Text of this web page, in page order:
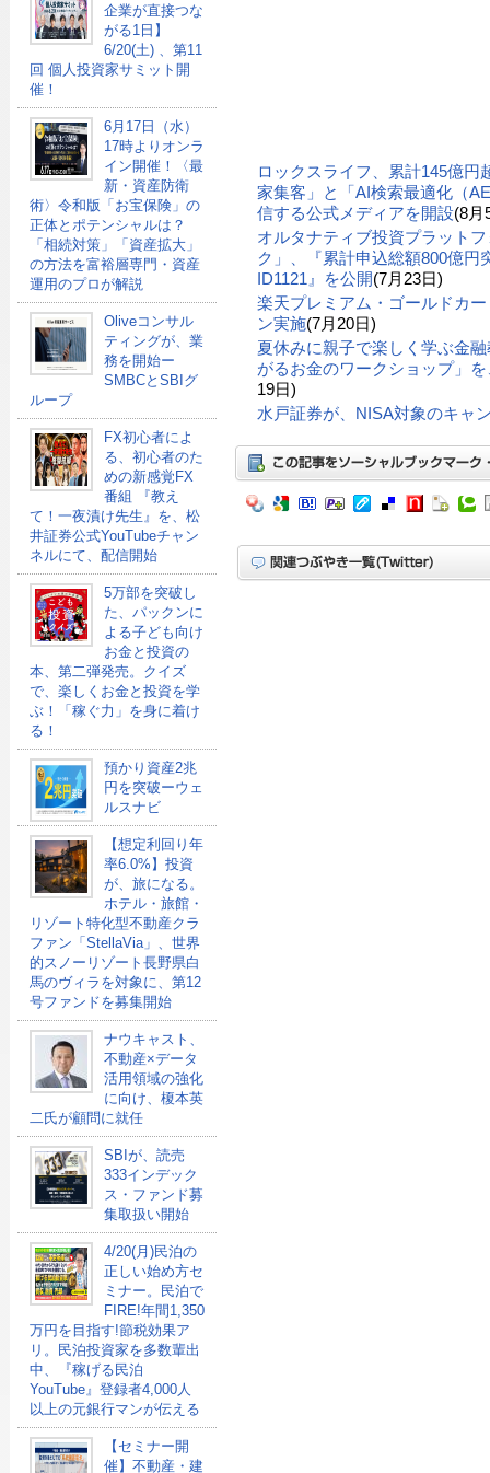
企業が直接つな
がる1日】
6/20(土) 、第11
回 個人投資家サミット開
催！
6月17日（水）
17時よりオンラ
イン開催！〈最
新・資産防衛
術〉令和版「お宝保険」の
正体とポテンシャルは？
「相続対策」「資産拡大」
の方法を富裕層専門・資産
運用のプロが解説
Oliveコンサル
ティングが、業
務を開始ー
SMBCとSBIグ
ループ
FX初心者によ
る、初心者のた
めの新感覚FX
番組 『教え
て！一夜漬け先生』を、松
井証券公式YouTubeチャン
ネルにて、配信開始
5万部を突破し
た、パックンに
よる子ども向け
お金と投資の
本、第二弾発売。クイズ
で、楽しくお金と投資を学
ぶ！「稼ぐ力」を身に着け
る！
預かり資産2兆
円を突破ーウェ
ルスナビ
【想定利回り年
率6.0%】投資
が、旅になる。
ホテル・旅館・
リゾート特化型不動産クラ
ファン「StellaVia」、世界
的スノーリゾート長野県白
馬のヴィラを対象に、第12
号ファンドを募集開始
ナウキャスト、
不動産×データ
活用領域の強化
に向け、榎本英
二氏が顧問に就任
SBIが、読売
333インデック
ス・ファンド募
集取扱い開始
4/20(月)民泊の
正しい始め方セ
ミナー。民泊で
FIRE!年間1,350
万円を目指す!節税効果ア
リ。民泊投資家を多数輩出
中、『稼げる民泊
YouTube』登録者4,000人
以上の元銀行マンが伝える
【セミナー開
催】不動産・建
ロックスライフ、累計145億円
家集客」と「AI検索最適化（
信する公式メディアを開設(8月
オルタナティブ投資プラット
ク」、『累計申込総額800億円
ID1121』を公開(7月23日)
楽天プレミアム・ゴールドカ
ン実施(7月20日)
夏休みに親子で楽しく学ぶ金
がるお金のワークショップ」
19日)
水戸証券が、NISA対象のキャ